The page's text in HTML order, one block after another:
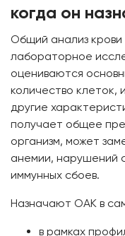
когда он
Общий анализ
лабораторное
оцениваются
количество
другие
получает общее
организм, может
анемии, нарушений
иммунных сбоев.
Назначают ОАК в
в рамках